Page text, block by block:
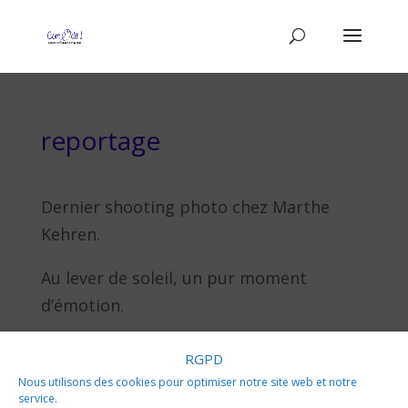
RGPD
Nous utilisons des cookies pour optimiser notre site web et notre
service.
reportage
Dernier shooting photo chez Marthe
Kehren.
Au lever de soleil, un pur moment
d’émotion.

ADRESSE